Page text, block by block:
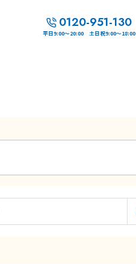
0120-951-130
平日9:00～20:00 土日祝9:00～18:00